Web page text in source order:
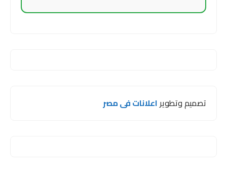
تصميم وتطويراعلانات فى مصر